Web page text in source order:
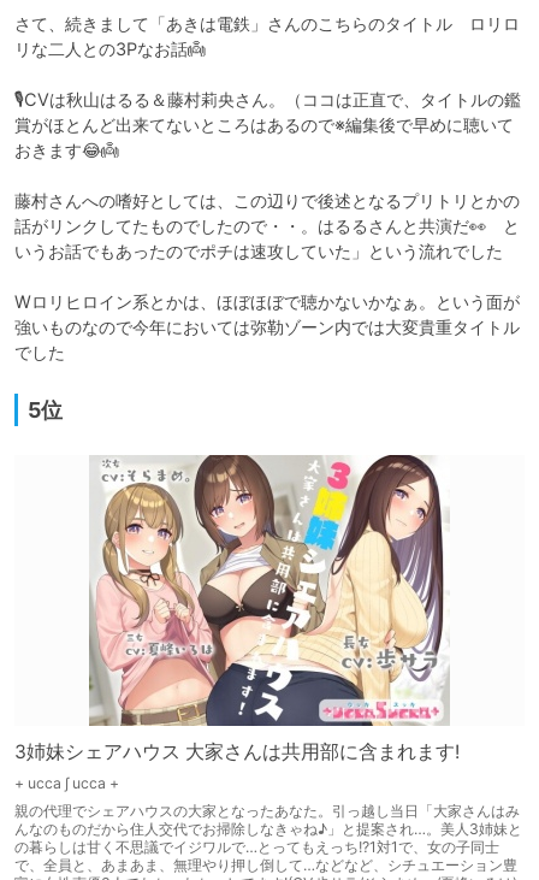
さて、続きまして「あきは電鉄」さんのこちらのタイトル　ロリロ
リな二人との3Pなお話👼
🎙CVは秋山はるる＆藤村莉央さん。（ココは正直で、タイトルの鑑
賞がほとんど出来てないところはあるので※編集後で早めに聴いて
おきます😂👼
藤村さんへの嗜好としては、この辺りで後述となるプリトリとかの
話がリンクしてたものでしたので・・。はるるさんと共演だ👀　と
いうお話でもあったのでポチは速攻していた」という流れでした
Wロリヒロイン系とかは、ほぼほぼで聴かないかなぁ。という面が
強いものなので今年においては弥勒ゾーン内では大変貴重タイトル
5位
3姉妹シェアハウス 大家さんは共用部に含まれます!
+ ucca ∫ ucca +
親の代理でシェアハウスの大家となったあなた。引っ越し当日「大家さんはみ
んなのものだから住人交代でお掃除しなきゃね♪」と提案され…。美人3姉妹と
の暮らしは甘く不思議でイジワルで…とってもえっち!?1対1で、女の子同士
で、全員と、あまあま、無理やり押し倒して…などなど、シチュエーション豊